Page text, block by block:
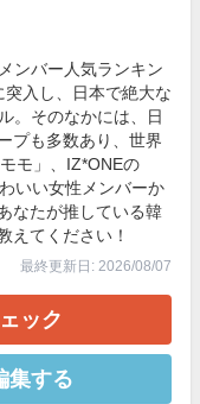
ンバー人気ランキン
入し、日本で絶大な
。そのなかには、日
プも多数あり、世界
モ」、IZ*ONEの
いい女性メンバーか
なたが推している韓
えてください！
最終更新日: 2026/08/07
ック
集する